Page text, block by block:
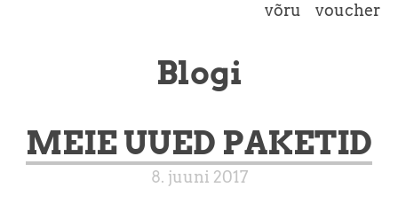
võru
voucher
Blogi
MEIE UUED PAKETID
8. juuni 2017